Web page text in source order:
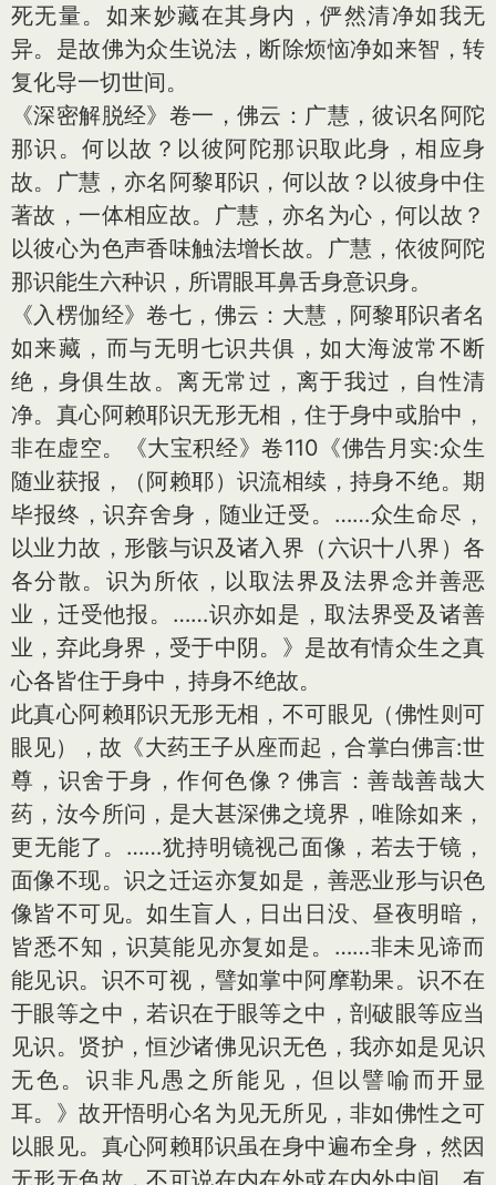
死无量。如来妙藏在其身内，俨然清净如我无
异。是故佛为众生说法，断除烦恼净如来智，转
复化导一切世间。
《深密解脱经》卷一，佛云：广慧，彼识名阿陀
那识。何以故？以彼阿陀那识取此身，相应身
故。广慧，亦名阿黎耶识，何以故？以彼身中住
著故，一体相应故。广慧，亦名为心，何以故？
以彼心为色声香味触法增长故。广慧，依彼阿陀
那识能生六种识，所谓眼耳鼻舌身意识身。
《入楞伽经》卷七，佛云：大慧，阿黎耶识者名
如来藏，而与无明七识共俱，如大海波常不断
绝，身俱生故。离无常过，离于我过，自性清
净。真心阿赖耶识无形无相，住于身中或胎中，
非在虚空。《大宝积经》卷110《佛告月实:众生
随业获报，（阿赖耶）识流相续，持身不绝。期
毕报终，识弃舍身，随业迁受。……众生命尽，
以业力故，形骸与识及诸入界（六识十八界）各
各分散。识为所依，以取法界及法界念并善恶
业，迁受他报。……识亦如是，取法界受及诸善
业，弃此身界，受于中阴。》是故有情众生之真
心各皆住于身中，持身不绝故。
此真心阿赖耶识无形无相，不可眼见（佛性则可
眼见），故《大药王子从座而起，合掌白佛言:世
尊，识舍于身，作何色像？佛言：善哉善哉大
药，汝今所问，是大甚深佛之境界，唯除如来，
更无能了。……犹持明镜视己面像，若去于镜，
面像不现。识之迁运亦复如是，善恶业形与识色
像皆不可见。如生盲人，日出日没、昼夜明暗，
皆悉不知，识莫能见亦复如是。……非未见谛而
能见识。识不可视，譬如掌中阿摩勒果。识不在
于眼等之中，若识在于眼等之中，剖破眼等应当
见识。贤护，恒沙诸佛见识无色，我亦如是见识
无色。识非凡愚之所能见，但以譬喻而开显
耳。》故开悟明心名为见无所见，非如佛性之可
以眼见。真心阿赖耶识虽在身中遍布全身，然因
无形无色故，不可说在内在外或在内外中间。有